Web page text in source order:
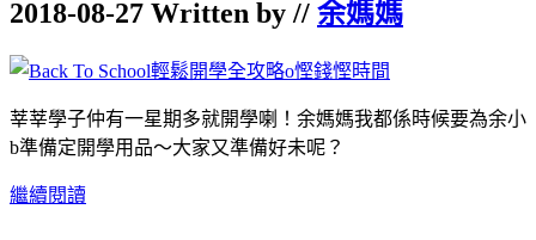
2018-08-27 Written by // 余媽媽
莘莘學子仲有一星期多就開學喇！余媽媽我都係時候要為余小
b準備定開學用品～大家又準備好未呢？
繼續閱讀